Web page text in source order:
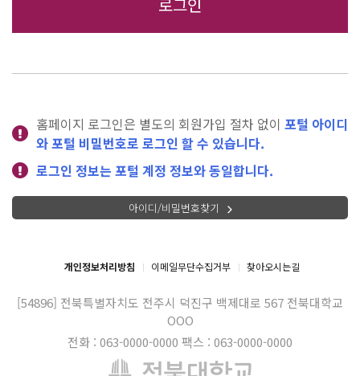
홈페이지 로그인은 별도의 회원가입 절차 없이 포털 아이디
와 포털 비밀번호로 로그인 할 수 있습니다.
로그인 정보는 포털 계정 정보와 동일합니다.
아이디/비밀번호찾기
개인정보처리방침 이메일무단수집거부 찾아오시는길
[54896] 전북특별자치도 전주시 덕진구 백제대로 567 전북대학교
OOO
전화 : 063-0000-0000 팩스 : 063-0000-0000